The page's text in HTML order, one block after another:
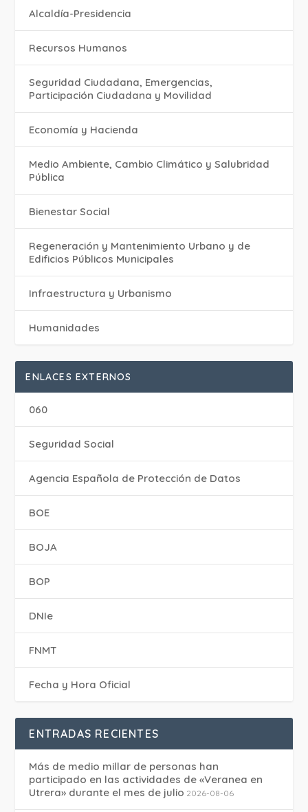
Alcaldía-Presidencia
Recursos Humanos
Seguridad Ciudadana, Emergencias,
Participación Ciudadana y Movilidad
Economía y Hacienda
Medio Ambiente, Cambio Climático y Salubridad
Pública
Bienestar Social
Regeneración y Mantenimiento Urbano y de
Edificios Públicos Municipales
Infraestructura y Urbanismo
Humanidades
ENLACES EXTERNOS
060
Seguridad Social
Agencia Española de Protección de Datos
BOE
BOJA
BOP
DNIe
FNMT
Fecha y Hora Oficial
ENTRADAS RECIENTES
Más de medio millar de personas han
participado en las actividades de «Veranea en
Utrera» durante el mes de julio 2026-08-06